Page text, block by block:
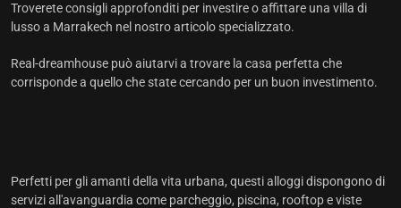
Troverete consigli approfonditi per investire o affittare una villa di
lusso a Marrakech nel nostro articolo specializzato.
Real-dreamhouse può aiutarvi a trovare la casa perfetta che
corrisponde a quello che state cercando per un buon investimento.
Perfetti per gli amanti della vita urbana, questi alloggi dispongono di
servizi all'avanguardia come parcheggio, piscina, rooftop e viste